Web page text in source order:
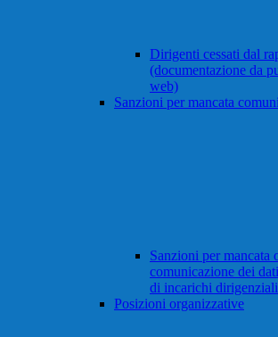
Dirigenti cessati dal
(documentazione da
web)
Sanzioni per mancata
Sanzioni per mancata
comunicazione dei
di incarichi dirigenziali
Posizioni organizzative